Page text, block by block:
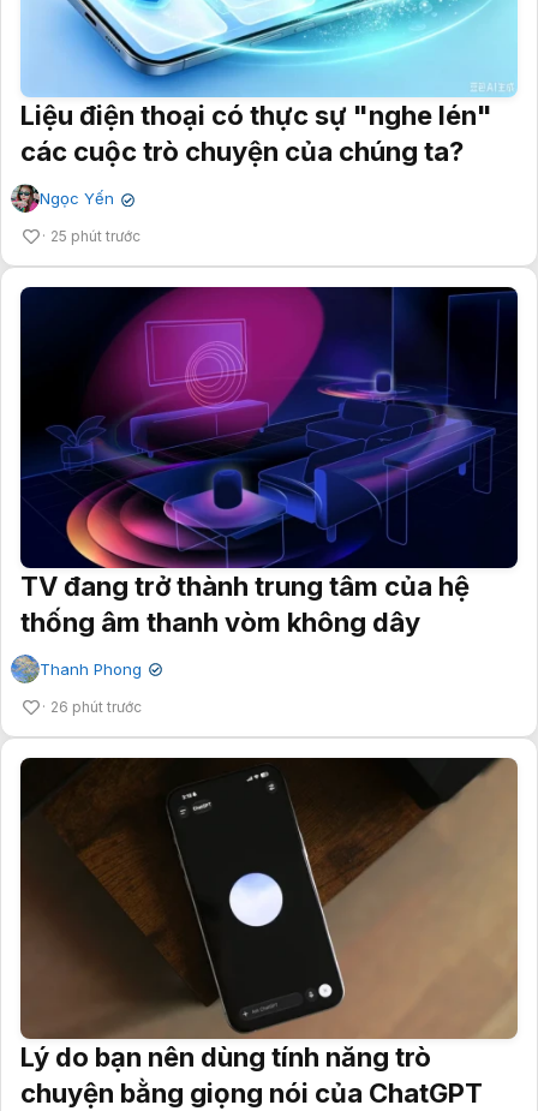
Liệu điện thoại có thực sự "nghe lén"
các cuộc trò chuyện của chúng ta?
Ngọc Yến ✔
25 phút trước
TV đang trở thành trung tâm của hệ
thống âm thanh vòm không dây
Thanh Phong ✔
26 phút trước
Lý do bạn nên dùng tính năng trò
chuyện bằng giọng nói của ChatGPT